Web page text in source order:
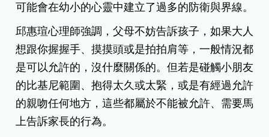
可能會在幼小的心靈中建立了過多的防衛與界線。
邱惠瑄心理師強調，父母不妨告訴孩子，如果大人
想跟你握握手、摸摸頭或是拍拍肩等，一般情況都
是可以允許的，沒什麼關係的。但若是碰觸小朋友
的比基尼範圍、抱得太久或太緊，或是有經過允許
的親吻任何地方，這些都屬於不能被允許、需要馬
上告訴家長的行為。